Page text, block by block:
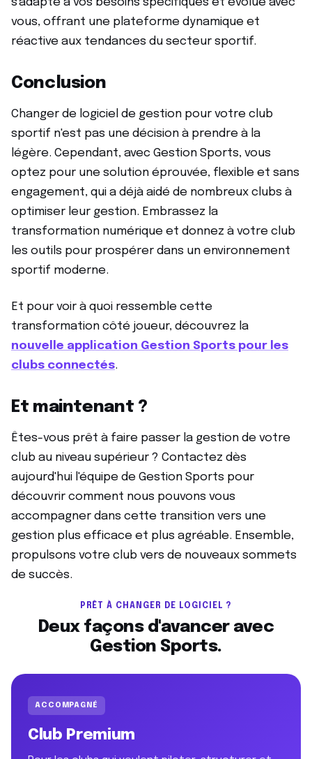
vous, offrant une plateforme dynamique et
réactive aux tendances du secteur sportif.
Conclusion
Changer de logiciel de gestion pour votre club
sportif n'est pas une décision à prendre à la
légère. Cependant, avec Gestion Sports, vous
optez pour une solution éprouvée, flexible et sans
engagement, qui a déjà aidé de nombreux clubs à
optimiser leur gestion. Embrassez la
transformation numérique et donnez à votre club
les outils pour prospérer dans un environnement
sportif moderne.
Et pour voir à quoi ressemble cette
transformation côté joueur, découvrez la
nouvelle application Gestion Sports pour les
clubs connectés.
Et maintenant ?
Êtes-vous prêt à faire passer la gestion de votre
club au niveau supérieur ? Contactez dès
aujourd'hui l'équipe de Gestion Sports pour
découvrir comment nous pouvons vous
accompagner dans cette transition vers une
gestion plus efficace et plus agréable. Ensemble,
propulsons votre club vers de nouveaux sommets
de succès.
PRÊT À CHANGER DE LOGICIEL ?
Deux façons d'avancer avec
Gestion Sports.
ACCOMPAGNÉ
Club Premium